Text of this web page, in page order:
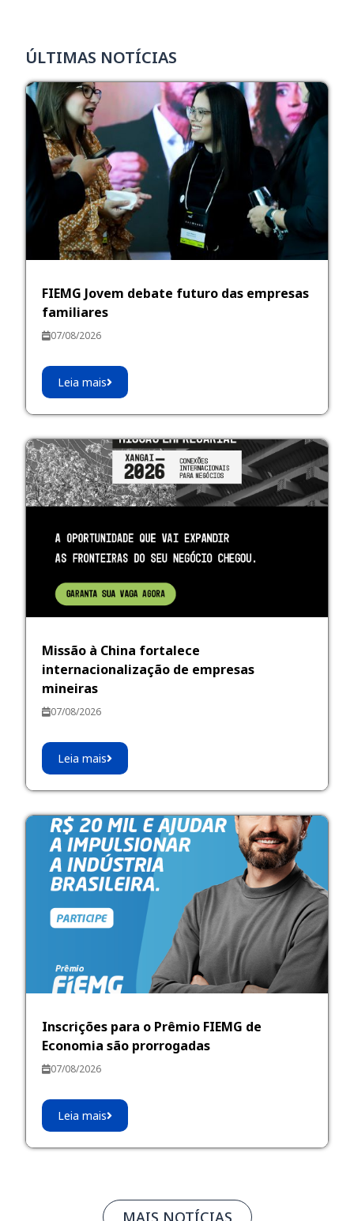
ÚLTIMAS NOTÍCIAS
FIEMG Jovem debate futuro das empresas
familiares
07/08/2026
Leia mais
Missão à China fortalece
internacionalização de empresas
mineiras
07/08/2026
Leia mais
Inscrições para o Prêmio FIEMG de
Economia são prorrogadas
07/08/2026
Leia mais
MAIS NOTÍCIAS